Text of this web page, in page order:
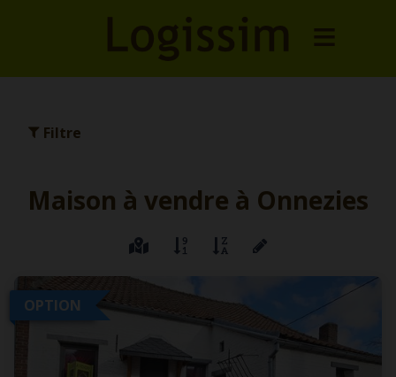
Filtre
Maison à vendre à Onnezies
OPTION